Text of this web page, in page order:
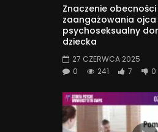
Znaczenie obecności
zaangażowania
psychoseksualny
dziecka
27 CZERWCA 2025
0
241 7 0